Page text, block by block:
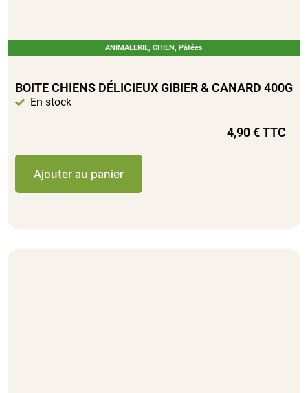
ANIMALERIE, CHIEN, Pâtées
BOITE CHIENS DÉLICIEUX GIBIER & CANARD 400G
En stock
4,90€TTC
Ajouter au panier